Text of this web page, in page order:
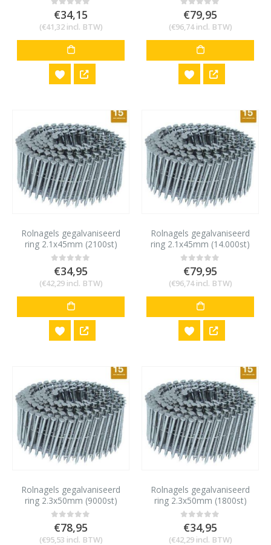
0out of 5
€34,15
(€41,32incl. BTW)
0out of 5
€79,95
(€96,74incl. BTW)
Rolnagels gegalvaniseerd
ring 2.1x45mm (2100st)
0out of 5
€34,95
(€42,29incl. BTW)
Rolnagels gegalvaniseerd
ring 2.1x45mm (14.000st)
0out of 5
€79,95
(€96,74incl. BTW)
Rolnagels gegalvaniseerd
ring 2.3x50mm (9000st)
0out of 5
€78,95
(€95,53 incl. BTW)
Rolnagels gegalvaniseerd
ring 2.3x50mm (1800st)
0out of 5
€34,95
(€42,29incl. BTW)